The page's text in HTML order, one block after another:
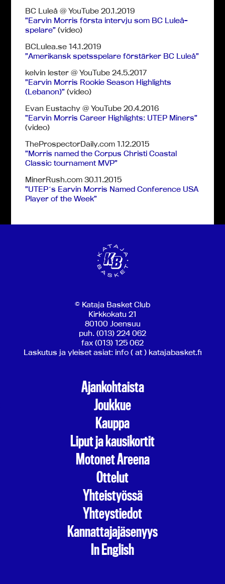
BC Luleå @ YouTube 20.1.2019
”Earvin Morris första intervju som BC Luleå-
spelare” (video)
BCLulea.se 14.1.2019
”Amerikansk spetsspelare förstärker BC Luleå”
kelvin lester @ YouTube 24.5.2017
”Earvin Morris Rookie Season Highlights
(Lebanon)” (video)
Evan Eustachy @ YouTube 20.4.2016
”Earvin Morris Career Highlights: UTEP Miners”
(video)
TheProspectorDaily.com 1.12.2015
”Morris named the Corpus Christi Coastal
Classic tournament MVP”
MinerRush.com 30.11.2015
”UTEP´s Earvin Morris Named Conference USA
Player of the Week”
© Kataja Basket Club
Kirkkokatu 21
80100 Joensuu
puh. (013) 224 062
fax (013) 125 062
Laskutus ja yleiset asiat: info ( at ) katajabasket.fi
Ajankohtaista
Joukkue
Kauppa
Liput ja kausikortit
Motonet Areena
Ottelut
Yhteistyössä
Yhteystiedot
Kannattajajäsenyys
In English